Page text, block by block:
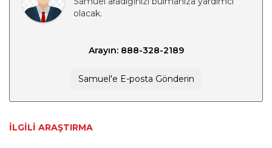
olacak.
Arayın: 888-328-2189
Samuel'e E-posta Gönderin
İLGILI ARAŞTIRMA